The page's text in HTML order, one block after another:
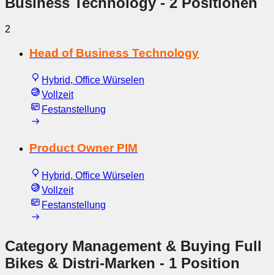
2
Head of Business Technology
Hybrid, Office Würselen
Vollzeit
Festanstellung
Product Owner PIM
Hybrid, Office Würselen
Vollzeit
Festanstellung
Category Management & Buying Full
Bikes & Distri-Marken - 1 Position